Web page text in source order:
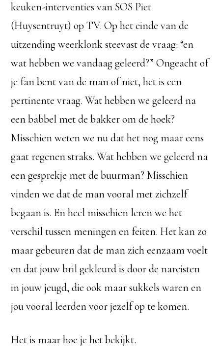
keuken-interventies van SOS Piet
(Huysentruyt) op TV. Op het einde van de
uitzending weerklonk steevast de vraag: “en
wat hebben we vandaag geleerd?” Ongeacht of
je fan bent van de man of niet, het is een
pertinente vraag. Wat hebben we geleerd na
een babbel met de bakker om de hoek?
Misschien weten we nu dat het nog maar eens
gaat regenen straks. Wat hebben we geleerd na
een gesprekje met de buurman? Misschien
vinden we dat de man vooral met zichzelf
begaan is. En heel misschien leren we het
verschil tussen meningen en feiten. Het kan zo
maar gebeuren dat de man zich eenzaam voelt
en dat jouw bril gekleurd is door de narcisten
in jouw jeugd, die ook maar sukkels waren en
jou vooral leerden voor jezelf op te komen.
Het is maar hoe je het bekijkt.